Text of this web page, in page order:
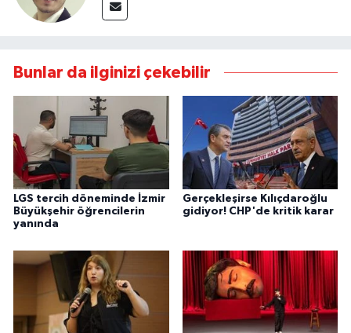
Bunlar da ilginizi çekebilir
LGS tercih döneminde İzmir
Büyükşehir öğrencilerin
yanında
Gerçekleşirse Kılıçdaroğlu
gidiyor! CHP'de kritik karar